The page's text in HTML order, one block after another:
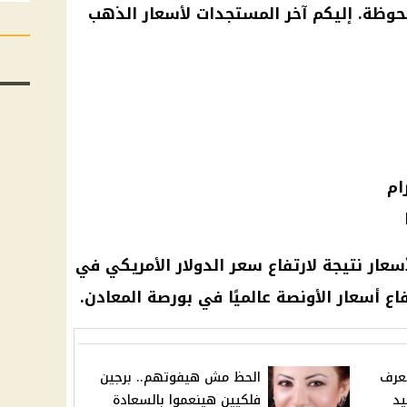
إليكم آخر المستجدات لأسعار الذهب
نتيجة لارتفاع سعر الدولار الأمريكي في
أسعار الأونصة عالميًا في بورصة المعادن.
الحظ مش هيفوتهم.. برجين
فلكيين هينعموا بالسعادة